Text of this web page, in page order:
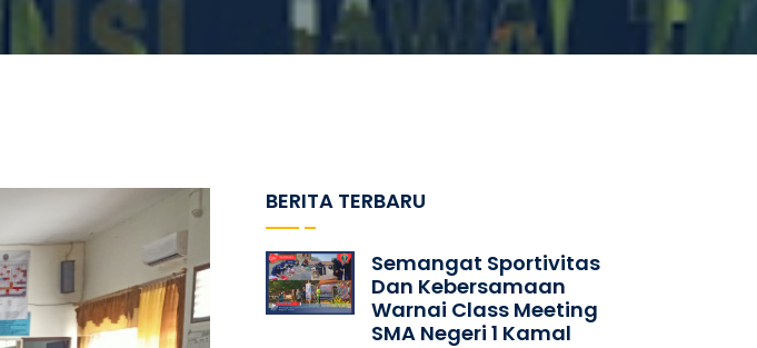
BERITA TERBARU
Semangat Sportivitas
Dan Kebersamaan
Warnai Class Meeting
SMA Negeri 1 Kamal